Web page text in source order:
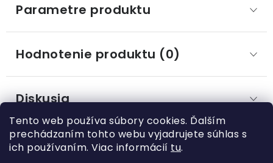
Tento web používa súbory cookies. Ďalším
prechádzaním tohto webu vyjadrujete súhlas s
ich používaním. Viac informácií tu.
Parametre produktu
Hodnotenie produktu (0)
Diskusia